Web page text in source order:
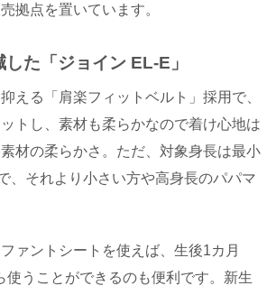
拠点を置いています。
した「ジョイン EL-E 」
える「肩楽フィットベルト」採用で、
トし、素材も柔らかなので着け心地は
材の柔らかさ。ただ、対象身長は最小
、それより小さい方や高身長のパパマ
ァントシートを使えば、生後1カ月
使うことができるのも便利です。新生